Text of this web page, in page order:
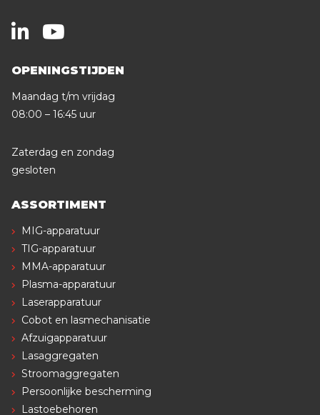
OPENINGSTIJDEN
Maandag t/m vrijdag
08:00 – 16:45 uur
Zaterdag en zondag
gesloten
ASSORTIMENT
MIG-apparatuur
TIG-apparatuur
MMA-apparatuur
Plasma-apparatuur
Laserapparatuur
Cobot en lasmechanisatie
Afzuigapparatuur
Lasaggregaten
Stroomaggregaten
Persoonlijke bescherming
Lastoebehoren